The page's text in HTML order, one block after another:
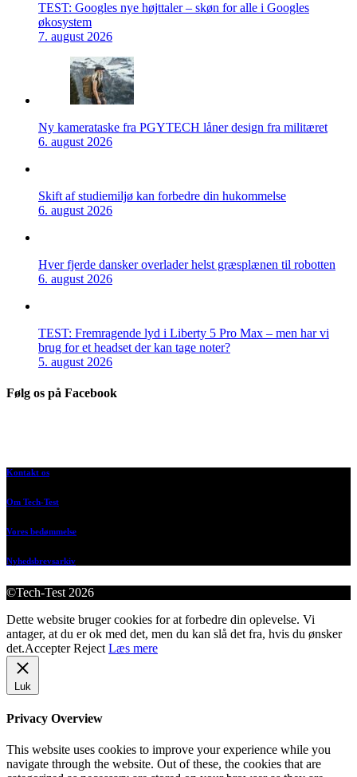
TEST: Googles nye højttaler – skøn for alle i Googles
økosystem
7. august 2026
Ny kamerataske fra PGYTECH låner design fra militæret
6. august 2026
Skift af studiemiljø kan forbedre din hukommelse
6. august 2026
Hver fjerde dansker overlader helst græsplænen til robotten
6. august 2026
TEST: Fremragende lyd i Liberty 5 Pro Max – men har vi
brug for et headset der kan tage noter?
5. august 2026
Følg os på Facebook
Kontakt os
Om Tech-Test
Vores bedømmelse
Nyhedsbrevsarkiv
©Tech-Test 2026
Dette website bruger cookies for at forbedre din oplevelse. Vi
antager, at du er ok med det, men du kan slå det fra, hvis du ønsker
det.Accepter Reject Læs mere
Luk
Privacy Overview
This website uses cookies to improve your experience while you
navigate through the website. Out of these, the cookies that are